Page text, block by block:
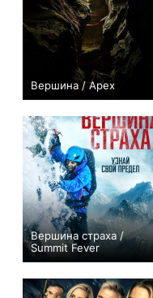
Вершина / Apex
+157
Вершина страха /
Summit Fever
+16